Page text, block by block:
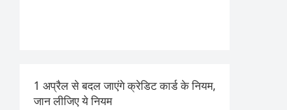
1 अप्रैल से बदल जाएंगे क्रेडिट कार्ड के नियम,
जान लीजिए ये नियम